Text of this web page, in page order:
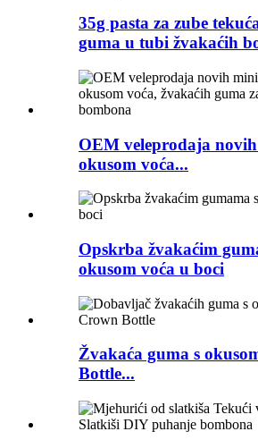
35g pasta za zube
guma u tubi žvakaćih
OEM veleprodaja
okusom voća...
Opskrba žvakaćim
okusom voća u boci
Žvakaća guma s
Bottle...